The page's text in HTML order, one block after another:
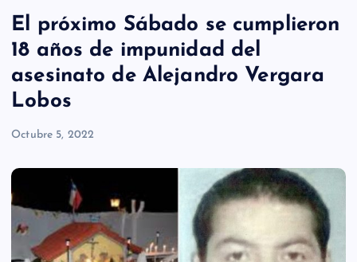
El próximo Sábado se cumplieron
18 años de impunidad del
asesinato de Alejandro Vergara
Lobos
Octubre 5, 2022